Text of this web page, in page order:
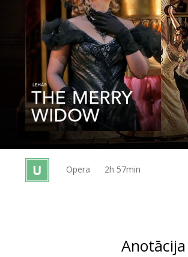
Kultūra
Pasākumi
Ziņas
Dāvanu
kartes
Opera 2h 57min
Anotācija